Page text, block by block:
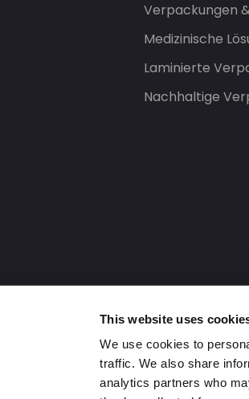
This website uses
We use cookies to
traffic. We also share
analytics partners who
Verpackungen
Medizinische
Laminierte
Nachhaltige